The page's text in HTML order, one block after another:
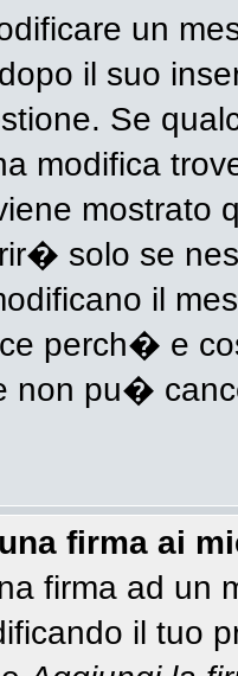
un
il suo
Se
modifica
mostrato
solo se
il
perch� e
non pu�
firma ai
firma ad un
il tuo